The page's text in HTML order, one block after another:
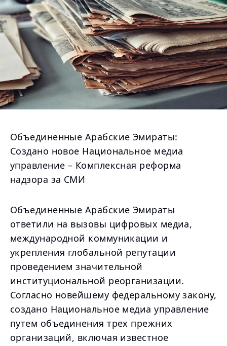
Объединенные Арабские Эмираты:
Создано новое Национальное медиа
управление – Комплексная реформа
надзора за СМИ
Объединенные Арабские Эмираты
ответили на вызовы цифровых медиа,
международной коммуникации и
укрепления глобальной репутации
проведением значительной
институциональной реорганизации.
Согласно новейшему федеральному закону,
создано Национальное медиа управление
путем объединения трех прежних
организаций, включая известное